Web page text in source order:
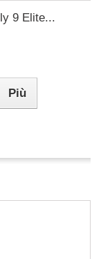
9 Elite...
Più